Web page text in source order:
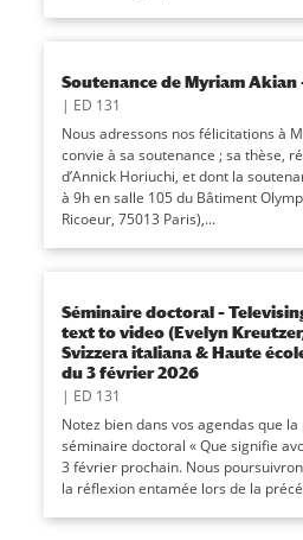
Soutenance de Myriam Akian
| ED 131
Nous adressons nos félicitations à
convie à sa soutenance ; sa thèse,
d’Annick Horiuchi, et dont la
à 9h en salle 105 du Bâtiment
Ricoeur, 75013 Paris),...
Séminaire doctoral –
text to video (Evelyn
Svizzera italiana & Haute
du 3 février 2026
| ED 131
Notez bien dans vos agendas que
séminaire doctoral « Que signifie
3 février prochain. Nous
la réflexion entamée lors de la